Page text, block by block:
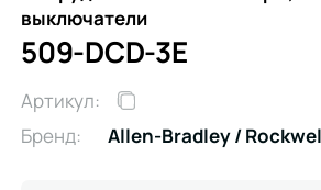
выключатели
509-DCD-3E
Артикул:
Бренд:
Allen-Bradley /